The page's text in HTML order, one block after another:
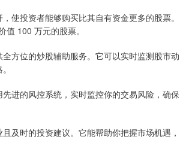
使投资者能够购买比其自有资金更多的股票。
100 万元的股票。
方位的炒股辅助服务。它可以实时监测股市动
进的风控系统，实时监控你的交易风险，确保
及时的投资建议。它能帮助你把握市场机遇，